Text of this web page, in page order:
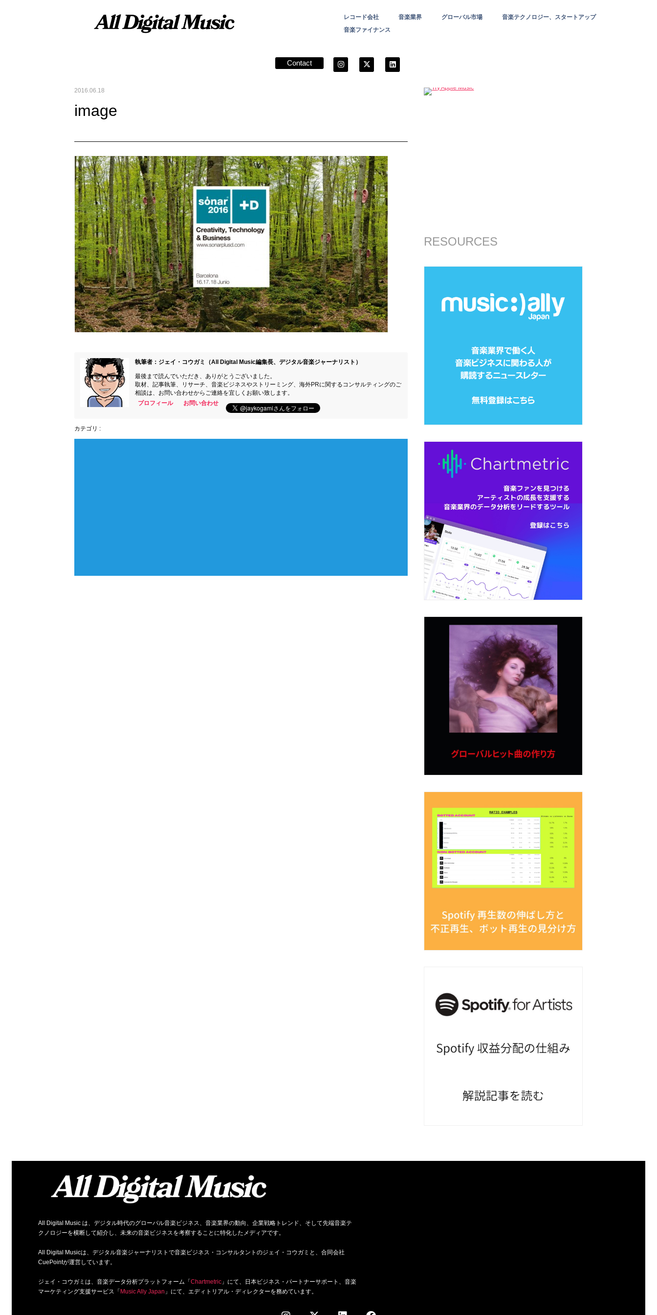
レコード会社 音楽業界 グローバル市場
音楽テクノロジー、スタートアップ
音楽ファイナンス
Contact
2016.06.18
image
執筆者：ジェイ・コウガミ（All Digital Music編集長、デジタル音楽ジャーナリスト）
最後まで読んでいただき、ありがとうございました。
取材、記事執筆、リサーチ、音楽ビジネスやストリーミング、海外PRに関するコンサルティングのご
相談は、お問い合わせからご連絡を宜しくお願い致します。
プロフィール
お問い合わせ
カテゴリ :
RESOURCES
All Digital Music は、デジタル時代のグローバル音楽ビジネス、音楽業界の動向、企業戦略トレンド、そして先端音楽テ
クノロジーを横断して紹介し、未来の音楽ビジネスを考察することに特化したメディアです。
All Digital Musicは、デジタル音楽ジャーナリストで音楽ビジネス・コンサルタントのジェイ・コウガミと、合同会社
CuePointが運営しています。
ジェイ・コウガミは、音楽データ分析プラットフォーム「Chartmetric」にて、日本ビジネス・パートナーサポート、音楽
マーケティング支援サービス「Music Ally Japan 」にて、エディトリアル・ディレクターを務めています。